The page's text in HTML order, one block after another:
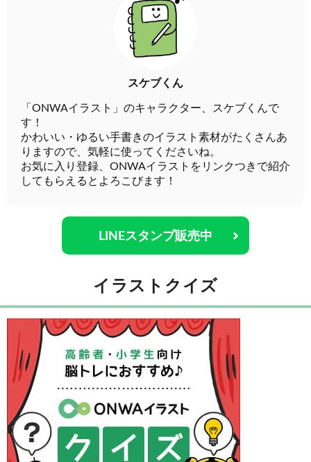
スケブくん
「ONWAイラスト」のキャラクター、スケブくんで
す！
かわいい・ゆるい手書きのイラスト素材がたくさんあ
りますので、気軽に使ってくださいね。
お気に入り登録、ONWAイラストをリンクつきで紹介
してもらえるとよろこびます！
LINEスタンプ販売中
イラストクイズ